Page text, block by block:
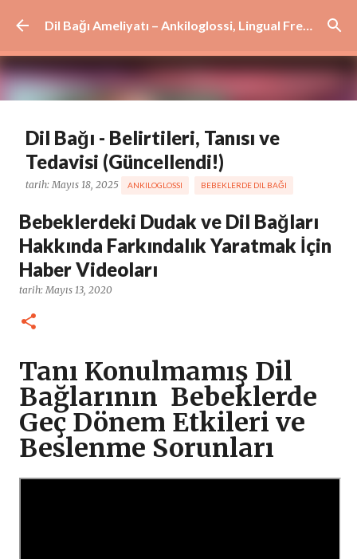
Ana içeriğe atla Dil Bağı Ameliyatı – Ankiloglossi, Lingual Frenulum ve Dudak Bağı Tedavisi | İstanbul
Dil Bağı - Belirtileri, Tanısı ve
Tedavisi (Güncellendi!)
tarih: Mayıs 18, 2025 ANKILOGLOSSI BEBEKLERDE DIL BAĞI
KISA LINGUAL FRENULUM
0
Bebeklerdeki Dudak ve Dil Bağları
Hakkında Farkındalık Yaratmak İçin
Haber Videoları
tarih:Mayıs 13, 2020
Tanı Konulmamış Dil
Bağlarının Bebeklerde
Geç Dönem Etkileri ve
Beslenme Sorunları